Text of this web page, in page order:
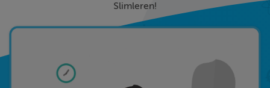
Slimleren!